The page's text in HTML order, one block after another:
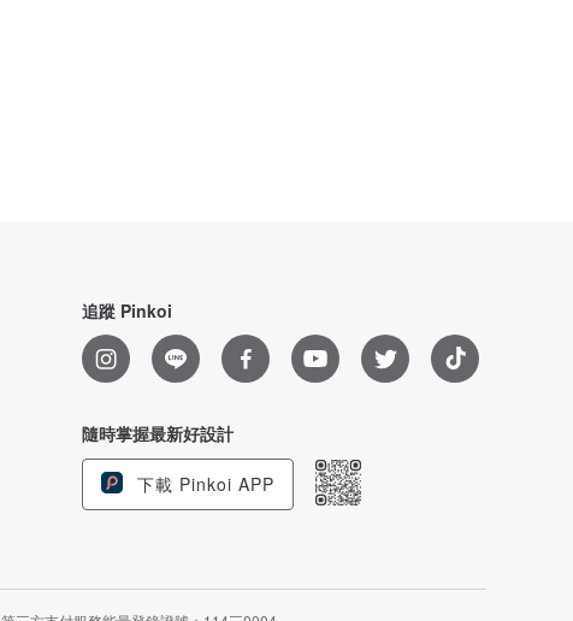
追蹤 Pinkoi
隨時掌握最新好設計
下載 Pinkoi APP